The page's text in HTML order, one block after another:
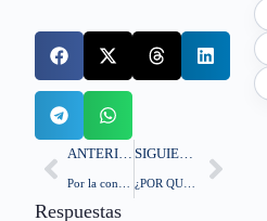
ANTERIOR SIGUIENTE
¿POR QUÉ ES NECESARIA LA REVISIÓN DE LA CONSTITUCIÓN DEL 78?
Respuestas